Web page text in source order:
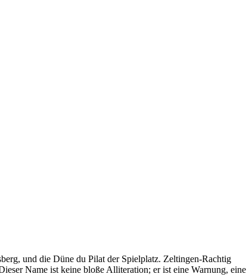
und die Düne du Pilat der Spielplatz. Zeltingen-Rachtig
Name ist keine bloße Alliteration; er ist eine Warnung, eine